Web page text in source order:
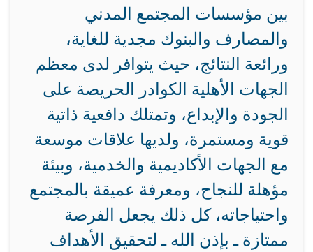
بين مؤسسات المجتمع المدني
والمصارف والبنوك مجدية للغاية،
ورائعة النتائج، حيث يتوافر لدى معظم
الجهات الأهلية الكوادر الحريصة على
الجودة والإبداع، وتمتلك دافعية ذاتية
قوية ومستمرة، ولديها علاقات موسعة
مع الجهات الأكاديمية والخدمية، وبيئة
مؤهلة للنجاح، ومعرفة عميقة بالمجتمع
واحتياجاته، كل ذلك يجعل الفرصة
ممتازة ـ بإذن الله ـ لتحقيق الأهداف